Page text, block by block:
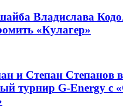
Владислава
«Кулагер»
и Степан Степанов
турнир G-Energy с